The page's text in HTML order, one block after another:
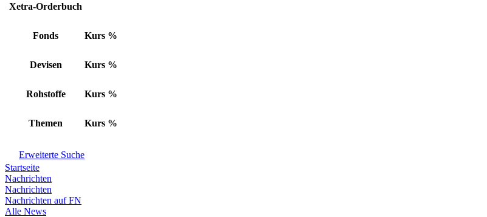
Xetra-Orderbuch
Fonds Kurs %
Devisen Kurs %
Rohstoffe Kurs %
Themen Kurs %
Erweiterte Suche
Startseite
Nachrichten
Nachrichten
Nachrichten auf FN
Alle News